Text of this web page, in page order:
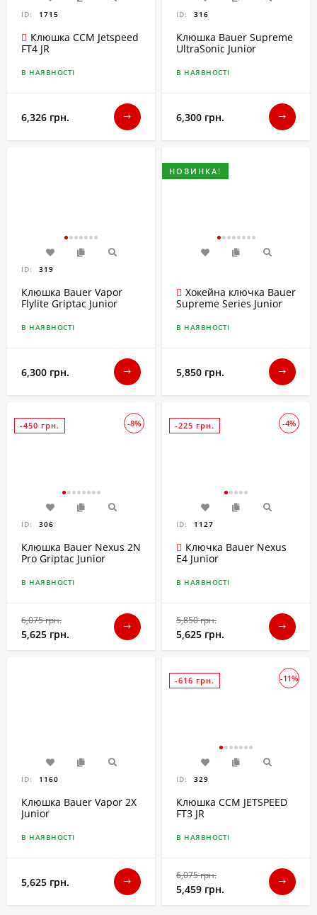
ID: 1715
Клюшка CCM Jetspeed
FT4 JR
В НАЯВНОСТІ
6,326 грн.
ID: 316
Клюшка Bauer Supreme
UltraSonic Junior
В НАЯВНОСТІ
6,300 грн.
ID: 319
Клюшка Bauer Vapor
Flylite Griptac Junior
В НАЯВНОСТІ
6,300 грн.
НОВИНКА!
Хокейна ключка Bauer
Supreme Series Junior
В НАЯВНОСТІ
5,850 грн.
-8%
-450 грн.
ID: 306
Клюшка Bauer Nexus 2N
Pro Griptac Junior
В НАЯВНОСТІ
6,075 грн.
5,625 грн.
-4%
-225 грн.
ID: 1127
Ключка Bauer Nexus
E4 Junior
В НАЯВНОСТІ
5,850 грн.
5,625 грн.
ID: 1160
Клюшка Bauer Vapor 2X
Junior
В НАЯВНОСТІ
5,625 грн.
-11%
-616 грн.
ID: 329
Клюшка CCM JETSPEED
FT3 JR
В НАЯВНОСТІ
6,075 грн.
5,459 грн.